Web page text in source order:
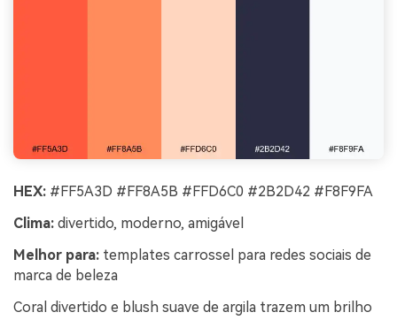
HEX: #FF5A3D #FF8A5B #FFD6C0 #2B2D42 #F8F9FA
Clima: divertido, moderno, amigável
Melhor para: templates carrossel para redes sociais de
marca de beleza
Coral divertido e blush suave de argila trazem um brilho